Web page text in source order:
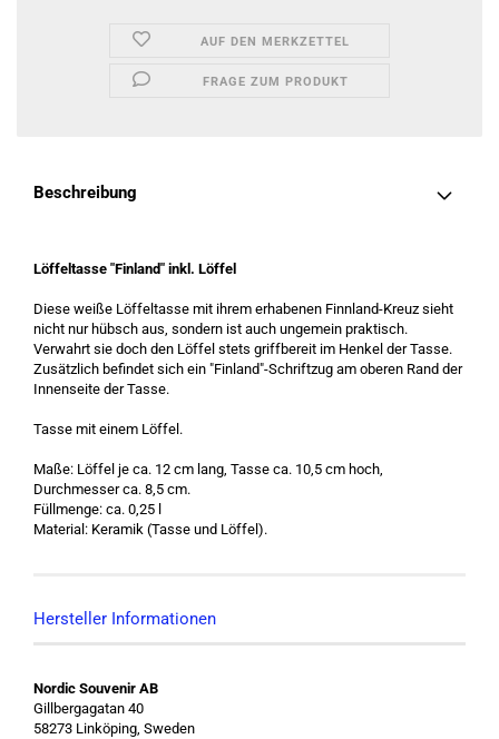
AUF DEN MERKZETTEL
FRAGE ZUM PRODUKT
Beschreibung
Löffeltasse "Finland" inkl. Löffel
Diese weiße Löffeltasse mit ihrem erhabenen Finnland-Kreuz sieht
nicht nur hübsch aus, sondern ist auch ungemein praktisch.
Verwahrt sie doch den Löffel stets griffbereit im Henkel der Tasse.
Zusätzlich befindet sich ein "Finland"-Schriftzug am oberen Rand der
Innenseite der Tasse.
Tasse mit einem Löffel.
Maße: Löffel je ca. 12 cm lang, Tasse ca. 10,5 cm hoch,
Durchmesser ca. 8,5 cm.
Füllmenge: ca. 0,25 l
Material: Keramik (Tasse und Löffel).
Hersteller Informationen
Nordic Souvenir AB
Gillbergagatan 40
58273 Linköping, Sweden